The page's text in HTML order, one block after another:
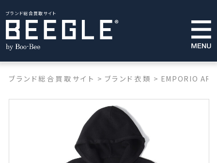
ブランド総合買取サイト
ブランド総合買取サイト > ブランド衣類 > EMPORIO